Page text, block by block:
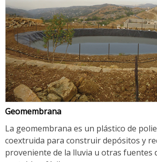
Geomembrana
La geomembrana es un plástico de
coextruida para construir depósitos y
proveniente de la lluvia u otras fuentes